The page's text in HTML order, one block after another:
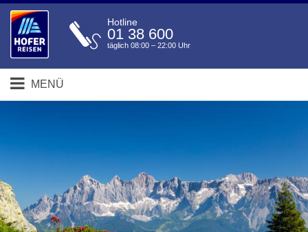
Hotline
01 38 600
täglich 08:00 – 22:00 Uhr
MENÜ